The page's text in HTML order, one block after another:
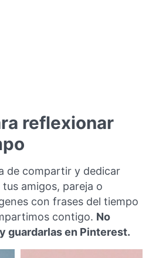
reflexionar
de compartir y dedicar
amigos, pareja o
con frases del tiempo
contigo. No
guardarlas en Pinterest.